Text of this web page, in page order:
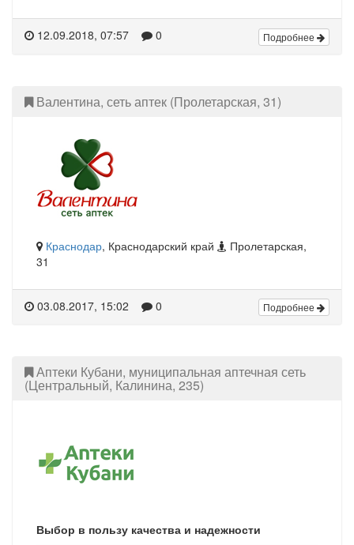
12.09.2018, 07:57 0 Подробнее
Валентина, сеть аптек (Пролетарская, 31)
Краснодар, Краснодарский край
Пролетарская,
31
03.08.2017, 15:02 0 Подробнее
Аптеки Кубани, муниципальная аптечная сеть
(Центральный, Калинина, 235)
Выбор в пользу качества и надежности